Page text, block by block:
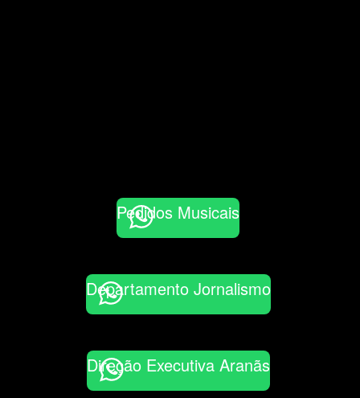
Pedidos Musicais
Departamento Jornalismo
Direção Executiva Aranãs